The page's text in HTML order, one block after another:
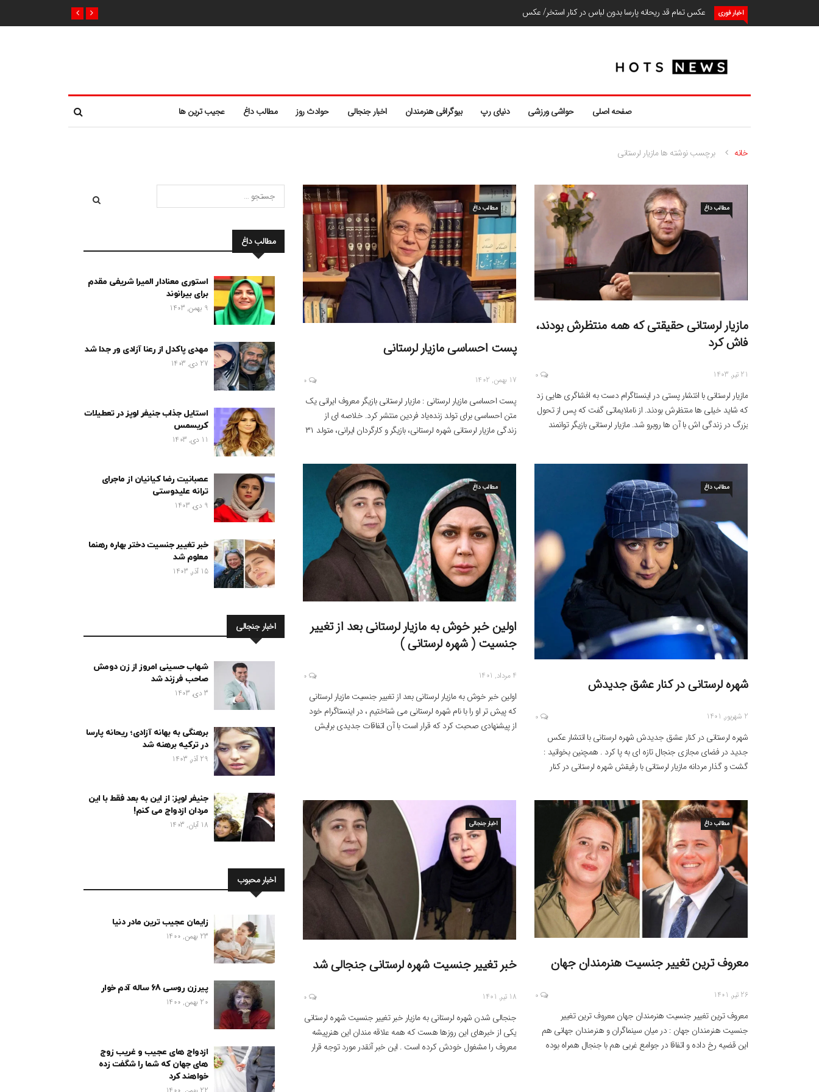
اخبار فوری عکس تمام قد ریحانه پارسا بدون لباس در کنار استخر/ عکس
صفحه اصلی حواشی ورزشی دنیای رپ بیوگرافی هنرمندان اخبار جنجالی حوادث روز مطالب داغ عجیب ترین ها
خانه برچسب نوشته ها مازیار لرستانی
مطالب داغ
مازیار لرستانی حقیقتی که همه منتظرش بودند،
فاش کرد
21 تیر, 1403 0
مازیار لرستانی با انتشار پستی در اینستاگرام دست به افشاگری هایی زد
که شاید خیلی ها منتظرش بودند. از ناملایماتی گفت که پس از تحول
بزرگ در زندگی اش با آن ها روبرو شد. مازیار لرستانی بازیگر توانمند
مطالب داغ
پست احساسی مازیار لرستانی
17 بهمن, 1402 0
پست احساسی مازیار لرستانی : مازیار لرستانی بازیگر معروف ایرانی یک
متن احساسی برای تولد زنده‌یاد فردین منتشر کرد. خلاصه ای از
زندگی مازیار لرستانی شهره لرستانی، بازیگر و کارگردان ایرانی، متولد ۳۱
مطالب داغ
شهره لرستانی در کنار عشق جدیدش
2 شهریور, 1401 0
شهره لرستانی در کنار عشق جدیدش شهره لرستانی با انتشار عکس
جدید در فضای مجازی جنجال تازه ای به پا کرد . همچنین بخوانید :
گشت و گذار مردانه مازیار لرستانی با رفیقش شهره لرستانی در کنار
مطالب داغ
اولین خبر خوش به مازیار لرستانی بعد از تغییر
جنسیت ( شهره لرستانی )
4 مرداد, 1401 0
اولین خبر خوش به مازیار لرستانی بعد از تغییر جنسیت مازیار لرستانی
که پیش تر او را با نام شهره لرستانی می شناختیم ، در اینستاگرام خود
از پیشنهادی صحبت کرد که قرار است با آن اتفاقات جدیدی برایش
مطالب داغ
معروف ترین تغییر جنسیت هنرمندان جهان
26 تیر, 1401 0
معروف ترین تغییر جنسیت هنرمندان جهان معروف ترین تغییر
جنسیت هنرمندان جهان : در میان سینماگران و هنرمندان جهانی هم
این قضیه رخ داده و اتفاقا در جوامع غربی هم با جنجال همراه بوده
اخبار جنجالی
خبر تغییر جنسیت شهره لرستانی جنجالی شد
18 تیر, 1401 0
جنجالی شدن شهره لرستانی به مازیار خبر تغییر جنسیت شهره لرستانی
یکی از خبرهای این روزها هست که همه علاقه مندان این هنرپیشه
معروف را مشغول خودش کرده است . این خبر آنقدر مورد توجه قرار
مطالب داغ
استوری معنادار المیرا شریفی مقدم
برای بیرانوند
9 بهمن, 1403
مهدی پاکدل از رعنا آزادی ور جدا شد
27 دی, 1403
استایل جذاب جنیفر لوپز در تعطیلات
کریسمس
11 دی, 1403
عصبانیت رضا کیانیان از ماجرای
ترانه علیدوستی
9 دی, 1403
خبر تغییر جنسیت دختر بهاره رهنما
معلوم شد
15 آذر, 1403
اخبار جنجالی
شهاب حسینی امروز از زن دومش
صاحب فرزند شد
3 دی, 1403
برهنگی به بهانه آزادی؛ ریحانه پارسا
در ترکیه برهنه شد
29 آذر, 1403
جنیفر لوپز: از این به بعد فقط با این
مردان ازدواج می کنم!
18 آبان, 1403
اخبار محبوب
زایمان عجیب ترین مادر دنیا
23 بهمن, 1400
پیرزن روسی 68 ساله آدم خوار
20 بهمن, 1400
ازدواج های عجیب و غریب زوج
های جهان که شما را شگفت زده
خواهند کرد